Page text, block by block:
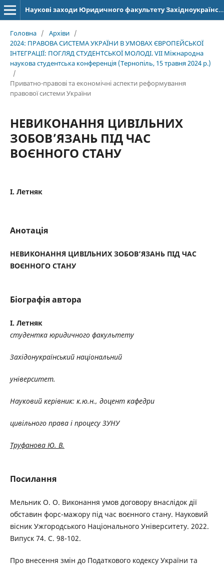
Наукові заходи Юридичного факультету Західноукраїнського національного університету
Головна / Архіви /
2024: ПРАВОВА СИСТЕМА УКРАЇНИ В УМОВАХ ЄВРОПЕЙСЬКОЇ
ІНТЕГРАЦІЇ: ПОГЛЯД СТУДЕНТСЬКОЇ МОЛОДІ. VІІ Міжнародна
наукова студентська конференція (Тернопіль, 15 травня 2024 р.)
/
Приватно-правові та економічні аспекти реформування
правової системи України
НЕВИКОНАННЯ ЦИВІЛЬНИХ
ЗОБОВ’ЯЗАНЬ ПІД ЧАС
ВОЄННОГО СТАНУ
І. Летняк
Анотація
НЕВИКОНАННЯ ЦИВІЛЬНИХ ЗОБОВ’ЯЗАНЬ ПІД ЧАС
ВОЄННОГО СТАНУ
Біографія автора
І. Летняк
студентка юридичного факультету
Західонукраїнський національний
університет.
Науковий керівник: к.ю.н., доцент кафедри
цивільного права і процесу ЗУНУ
Труфанова Ю. В.
Посилання
Мельник О. О. Виконання умов договору внаслідок дії
обставин форс-мажору під час воєнного стану. Науковий
вісник Ужгородського Національного Університету. 2022.
Випуск 74. С. 98-102.
Про внесення змін до Податкового кодексу України та